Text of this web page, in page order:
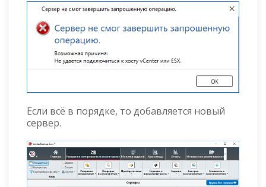
Если всё в порядке, то добавляется новый
сервер.